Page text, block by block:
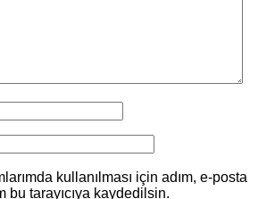
kullanılması için adım, e-posta
bu tarayıcıya kaydedilsin.